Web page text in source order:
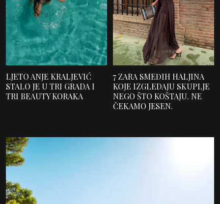
LJETO ANJE KRALJEVIĆ
STALO JE U TRI GRADA I
TRI BEAUTY KORAKA
7 ZARA SMEĐIH HALJINA
KOJE IZGLEDAJU SKUPLJE
NEGO ŠTO KOŠTAJU. NE
ČEKAMO JESEN.